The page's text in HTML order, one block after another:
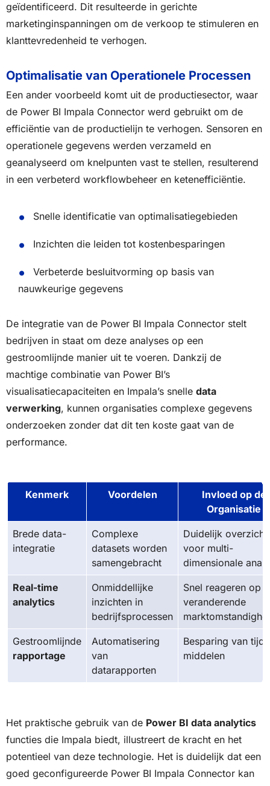
geïdentificeerd. Dit resulteerde in gerichte
marketinginspanningen om de verkoop te stimuleren en
klanttevredenheid te verhogen.
Optimalisatie van Operationele Processen
Een ander voorbeeld komt uit de productiesector, waar
de Power BI Impala Connector werd gebruikt om de
efficiëntie van de productielijn te verhogen. Sensoren en
operationele gegevens werden verzameld en
geanalyseerd om knelpunten vast te stellen, resulterend
in een verbeterd workflowbeheer en ketenefficiëntie.
Snelle identificatie van optimalisatiegebieden
Inzichten die leiden tot kostenbesparingen
Verbeterde besluitvorming op basis van
nauwkeurige gegevens
De integratie van de Power BI Impala Connector stelt
bedrijven in staat om deze analyses op een
gestroomlijnde manier uit te voeren. Dankzij de
machtige combinatie van Power BI’s
visualisatiecapaciteiten en Impala’s snelle data
verwerking, kunnen organisaties complexe gegevens
onderzoeken zonder dat dit ten koste gaat van de
performance.
Kenmerk Voordelen
Invloed op de
Organisatie
Brede data-
integratie
Complexe
datasets worden
samengebracht
Duidelijk overzicht
voor multi-
dimensionale
Real-time
analytics
Onmiddellijke
inzichten in
bedrijfsprocessen
Snel reageren op
veranderende
Gestroomlijnde
rapportage
Automatisering
van
datarapporten
Besparing van tijd
middelen
Het praktische gebruik van de Power BI data analytics
functies die Impala biedt, illustreert de kracht en het
potentieel van deze technologie. Het is duidelijk dat een
goed geconfigureerde Power BI Impala Connector kan